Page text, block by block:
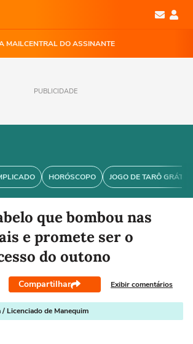
MAILCENTRAL DO ASSINANTE
PUBLICIDADE
HORÓSCOPO JOGO DE TARÔ GRÁTIS
que bombou nas
e promete ser o
do outono
Compartilhar Exibir comentários
/ Licenciado de Manequim